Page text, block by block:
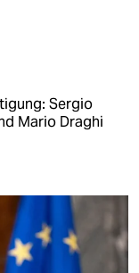
Sergio
Mario Draghi